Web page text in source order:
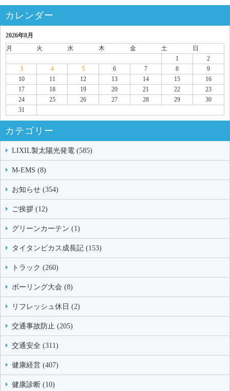
カレンダー
2026年8月
月
火 水 木 金 土
日
1
2
3
4 5 6 7 8
9
10
11 12 13 14 15
16
17
18 19 20 21 22
23
24
25 26 27 28 29
30
31
カテゴリー
LIXIL製太陽光発電 (585)
M-EMS (8)
お知らせ (354)
ご挨拶 (12)
グリーンカーテン (1)
タイタンビカス成長記 (153)
トラック (260)
ボーリング大会 (8)
リフレッシュ休日 (2)
交通事故防止 (205)
交通安全 (311)
健康経営 (407)
健康診断 (10)